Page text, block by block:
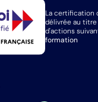
La certification
délivrée au
d'actions
formation